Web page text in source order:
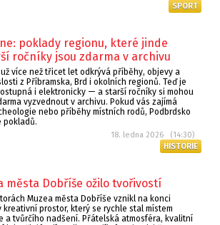
SPORT
poklady regionu, které jinde
ročníky jsou zdarma v archivu
více než třicet let odkrývá příběhy, objevy a
z Příbramska, Brd i okolních regionů. Teď je
i elektronicky — a starší ročníky si mohou
vyzvednout v archivu. Pokud vás zajímá
nebo příběhy místních rodů, Podbrdsko
pokladů.
18. ledna 2026 (14:30)
HISTORIE
města Dobříše ožilo tvořivostí
Muzea města Dobříše vznikl na konci
prostor, který se rychle stal místem
a tvůrčího nadšení. Přátelská atmosféra, kvalitní